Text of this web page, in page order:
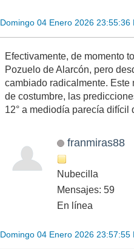
Domingo 04 Enero 2026 23:55:36
Efectivamente, de momento
Pozuelo de Alarcón, pero
cambiado radicalmente.
de costumbre, las
12° a mediodía parecía difícil
franmiras88
Nubecilla
Mensajes: 59
En línea
Domingo 04 Enero 2026 23:57:55